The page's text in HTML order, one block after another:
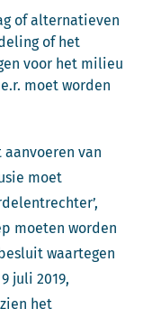
of alternatieven
of het
voor het milieu
moet worden
van
moet
moeten worden
waartegen
juli 2019,
het